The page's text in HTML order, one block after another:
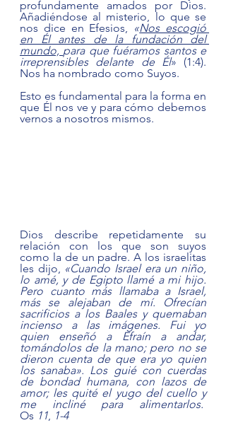
profundamente amados por Dios.
Añadiéndose al misterio, lo que se
nos dice en Efesios, «Nos escogió
en Él antes de la fundación del
mundo, para que fuéramos santos e
irreprensibles delante de Él» (1:4).
Nos ha nombrado como Suyos.
Esto es fundamental para la forma en
que Él nos ve y para cómo debemos
vernos a nosotros mismos.
Dios describe repetidamente su
relación con los que son suyos
como la de un padre. A los israelitas
les dijo, «Cuando Israel era un niño,
lo amé, y de Egipto llamé a mi hijo.
Pero cuanto más llamaba a Israel,
más se alejaban de mí. Ofrecían
sacrificios a los Baales y quemaban
incienso a las imágenes. Fui yo
quien enseñó a Efraín a andar,
tomándolos de la mano; pero no se
dieron cuenta de que era yo quien
los sanaba». Los guié con cuerdas
de bondad humana, con lazos de
amor; les quité el yugo del cuello y
Os 11
1-4